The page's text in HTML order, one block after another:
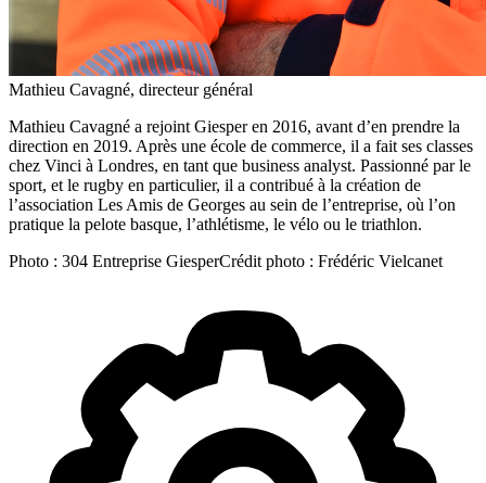
Mathieu Cavagné, directeur général
Mathieu Cavagné a rejoint Giesper en 2016, avant d’en prendre la
direction en 2019. Après une école de commerce, il a fait ses classes
chez Vinci à Londres, en tant que business analyst. Passionné par le
sport, et le rugby en particulier, il a contribué à la création de
l’association Les Amis de Georges au sein de l’entreprise, où l’on
pratique la pelote basque, l’athlétisme, le vélo ou le triathlon.
Photo : 304 Entreprise GiesperCrédit photo : Frédéric Vielcanet